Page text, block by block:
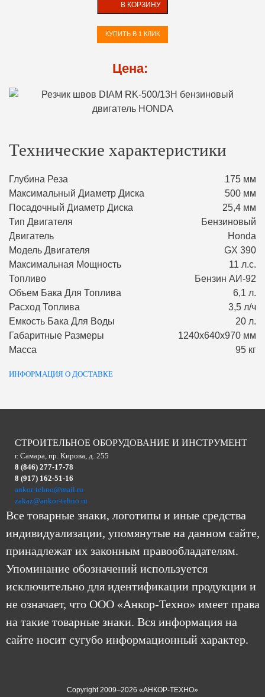
В КОРЗИНУ
КУПИТЬ В 1 КЛИК
Цена:
Технические характеристики
Глубина Реза
175 мм
Максимальный Диаметр Диска
500 мм
Посадочный Диаметр Диска
25,4 мм
Тип Двигателя
Бензиновый
Двигатель
Honda
Модель Двигателя
GX 390
Максимальная Мощность
11 л.с.
Топливо
Бензин АИ-92
Объем Бака Для Топлива
6,1 л.
Расход Топлива
3,5 л/ч
Емкость Бака Для Воды
20 л.
Габаритные Размеры
1240х640х970 мм
Масса
95 кг
ИНФОРМАЦИЯ О ДОСТАВКЕ
СТРОИТЕЛЬНОЕ ОБОРУДОВАНИЕ И ИНСТРУМЕНТ
г. Самара, пр. Кирова, д. 255
8 (846) 277-17-78
8 (917) 162-51-16
ankor-tehno@mail.ru
zakaz@ankor-tehno.ru
Все товарные знаки, логотипы и иные средства
индивидуализации, упомянутые на данном сайте,
принадлежат их законным правообладателям.
Упоминание обозначений используется
исключительно для идентификации продукции и
не означает, что ООО «Анкор-Техно» имеет права
на такие товарные знаки. Вся информация на
сайте носит сугубо информационный характер.
Copyright 2009–2026 «АНКОР-ТЕХНО»